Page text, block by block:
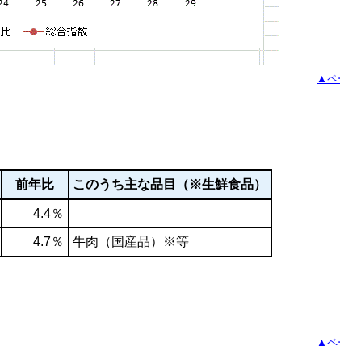
▲ペ
前年比 このうち主な品目（※生鮮食品）
4.4％
4.7％ 牛肉（国産品）※等
▲ペ